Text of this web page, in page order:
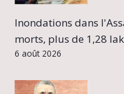
Inondations dans
morts, plus de 1,28
6 août 2026